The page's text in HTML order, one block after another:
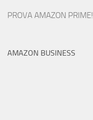
PROVA AMAZON PRIME!
AMAZON BUSINESS